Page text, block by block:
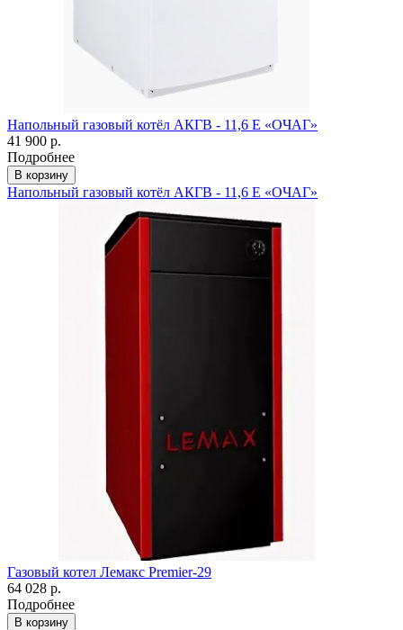
Напольный газовый котёл АКГВ - 11,6 Е «ОЧАГ»
41 900 р.
Подробнее
В корзину
Напольный газовый котёл АКГВ - 11,6 Е «ОЧАГ»
Газовый котел Лемакс Premier-29
64 028 р.
Подробнее
В корзину